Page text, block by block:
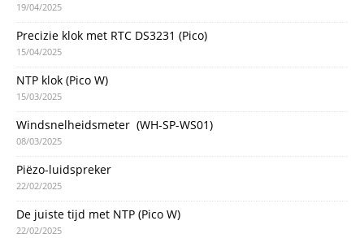
19/04/2025
Precizie klok met RTC DS3231 (Pico)
15/04/2025
NTP klok (Pico W)
15/03/2025
Windsnelheidsmeter (WH-SP-WS01)
08/03/2025
Piëzo-luidspreker
22/02/2025
De juiste tijd met NTP (Pico W)
22/02/2025